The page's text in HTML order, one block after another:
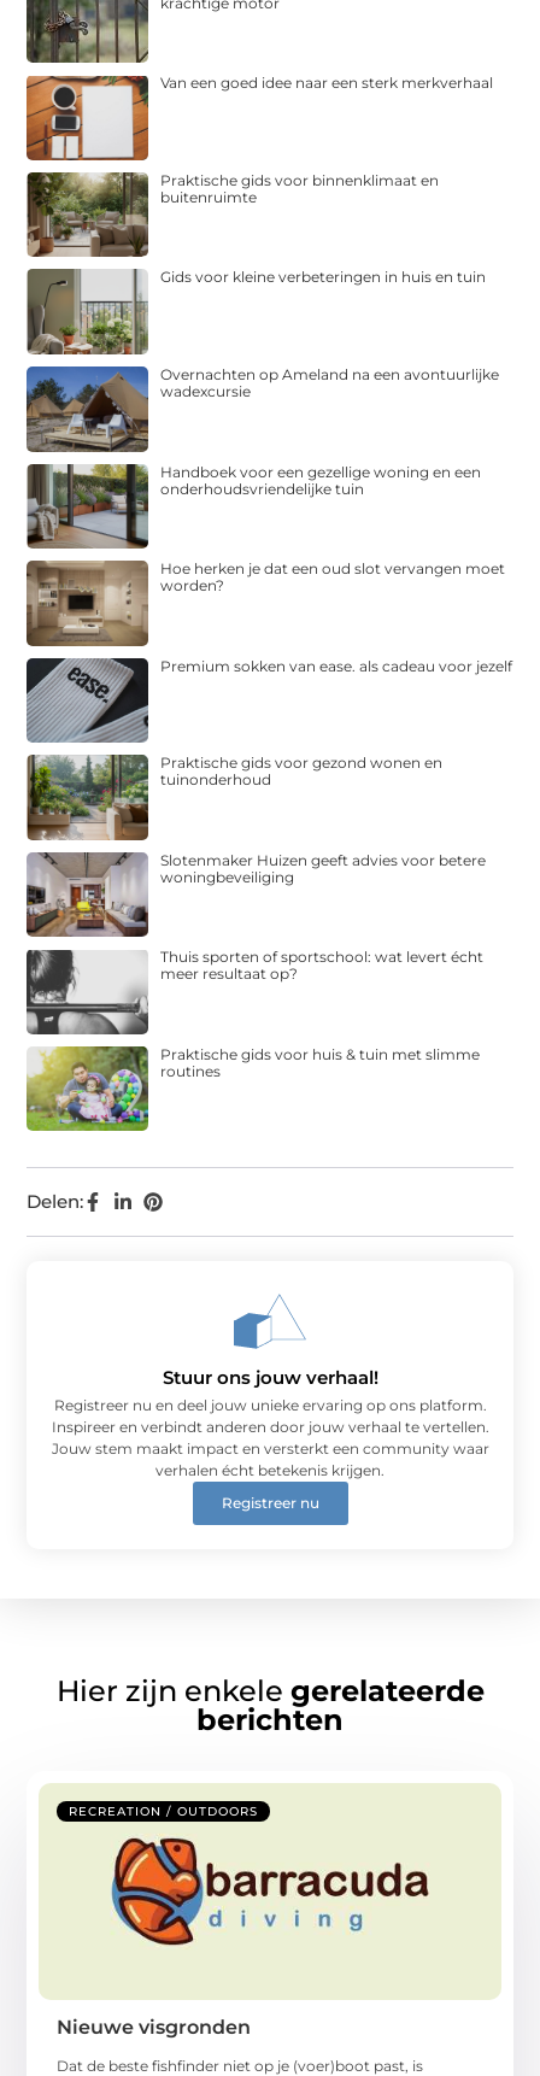
Delen:
Van een goed idee naar een sterk merkverhaal
Praktische gids voor binnenklimaat en
buitenruimte
Gids voor kleine verbeteringen in huis en tuin
Overnachten op Ameland na een avontuurlijke
wadexcursie
Handboek voor een gezellige woning en een
onderhoudsvriendelijke tuin
Hoe herken je dat een oud slot vervangen moet
worden?
Premium sokken van ease. als cadeau voor jezelf
Praktische gids voor gezond wonen en
tuinonderhoud
Slotenmaker Huizen geeft advies voor betere
woningbeveiliging
Thuis sporten of sportschool: wat levert écht
meer resultaat op?
Praktische gids voor huis & tuin met slimme
routines
Stuur ons jouw verhaal!
Registreer nu en deel jouw unieke ervaring op ons platform.
Inspireer en verbindt anderen door jouw verhaal te vertellen.
Jouw stem maakt impact en versterkt een community waar
verhalen écht betekenis krijgen.
Registreer nu
Hier zijn enkele gerelateerde
berichten
RECREATION / OUTDOORS
Nieuwe visgronden
Dat de beste fishfinder niet op je (voer)boot past, is